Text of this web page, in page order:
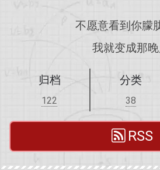
不愿意看到你朦
我就变成那
归档
122
分类
38
RSS